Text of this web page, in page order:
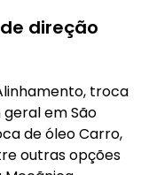
direção
troca
em São
de óleo Carro,
outras opções